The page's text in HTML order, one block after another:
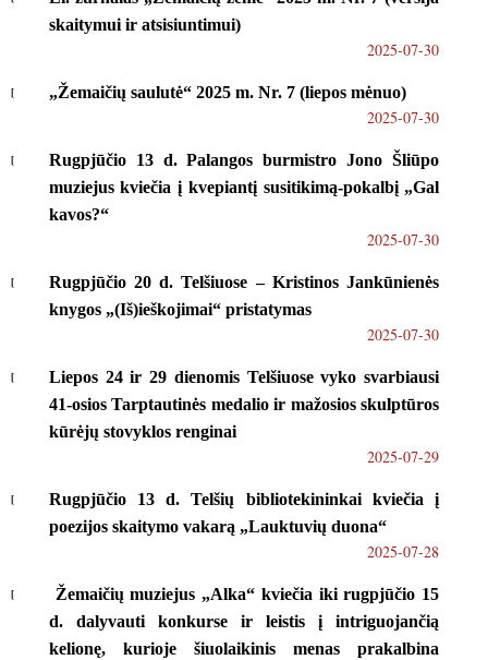
skaitymui ir atsisiuntimui)
2025-07-30
„Žemaičių saulutė“ 2025 m. Nr. 7 (liepos mėnuo)
2025-07-30
Rugpjūčio 13 d. Palangos burmistro Jono Šliūpo
muziejus kviečia į kvepiantį susitikimą-pokalbį „Gal
kavos?“
2025-07-30
Rugpjūčio 20 d. Telšiuose – Kristinos Jankūnienės
knygos „(Iš)ieškojimai“ pristatymas
2025-07-30
Liepos 24 ir 29 dienomis Telšiuose vyko svarbiausi
41-osios Tarptautinės medalio ir mažosios skulptūros
kūrėjų stovyklos renginai
2025-07-29
Rugpjūčio 13 d. Telšių bibliotekininkai kviečia į
poezijos skaitymo vakarą „Lauktuvių duona“
2025-07-28
Žemaičių muziejus „Alka“ kviečia iki rugpjūčio 15
d. dalyvauti konkurse ir leistis į intriguojančią
kelionę, kurioje šiuolaikinis menas prakalbina